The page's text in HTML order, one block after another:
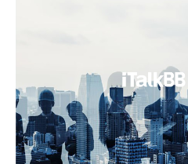
建筑装修